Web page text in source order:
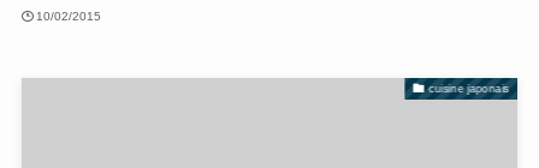
10/02/2015
cuisine japonais